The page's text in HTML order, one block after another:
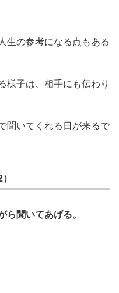
生の参考になる点もある
様子は、相手にも伝わり
聞いてくれる日が来るで
ら聞いてあげる。